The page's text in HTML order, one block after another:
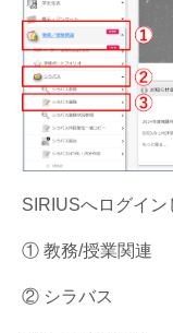
SIRIUSへログイ
① 教務/授業関連
② シラバス